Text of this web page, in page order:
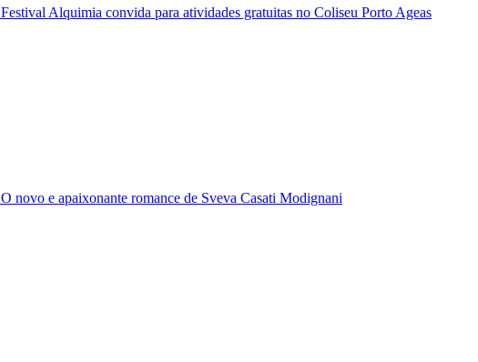
Festival Alquimia convida para atividades gratuitas no Coliseu Porto Ageas
O novo e apaixonante romance de Sveva Casati Modignani